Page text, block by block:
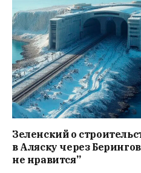
Зеленский о
в Аляску через
не нравится”